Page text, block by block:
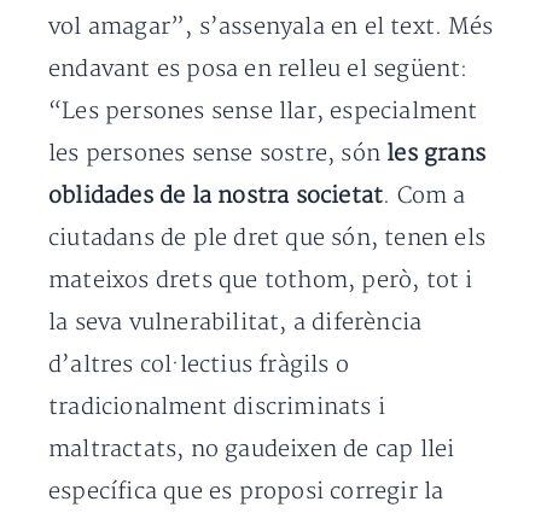
vol amagar”, s’assenyala en el text. Més
endavant es posa en relleu el següent:
“Les persones sense llar, especialment
les persones sense sostre, són les grans
oblidades de la nostra societat. Com a
ciutadans de ple dret que són, tenen els
mateixos drets que tothom, però, tot i
la seva vulnerabilitat, a diferència
d’altres col·lectius fràgils o
tradicionalment discriminats i
maltractats, no gaudeixen de cap llei
específica que es proposi corregir la